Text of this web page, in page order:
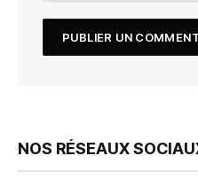
NOS RÉSEAUX